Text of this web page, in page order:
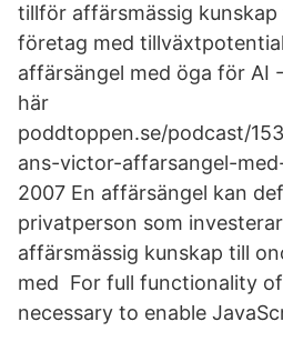
tillför affärsmässig
företag med
affärsängel med öga för AI
här
poddtoppen.se/podcast/
ans-victor-affarsangel-
2007 En affärsängel kan
privatperson som
affärsmässig kunskap till
med For full functionality
necessary to enable